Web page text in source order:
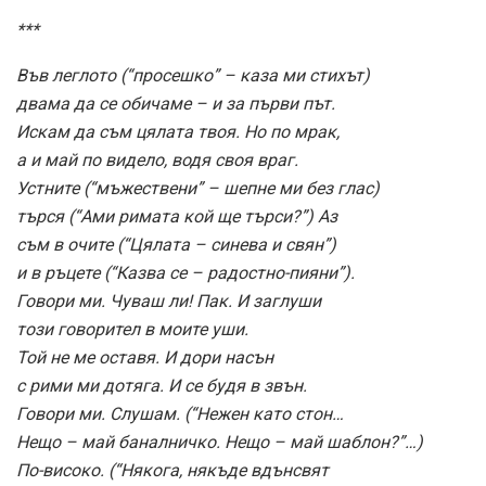
***
Във леглото (“просешко” – каза ми стихът)
двама да се обичаме – и за първи път.
Искам да съм цялата твоя. Но по мрак,
а и май по видело, водя своя враг.
Устните (“мъжествени” – шепне ми без глас)
търся (“Ами римата кой ще търси?”) Аз
съм в очите (“Цялата – синева и свян”)
и в ръцете (“Казва се – радостно-пияни”).
Говори ми. Чуваш ли! Пак. И заглуши
този говорител в моите уши.
Той не ме оставя. И дори насън
с рими ми дотяга. И се будя в звън.
Говори ми. Слушам. (“Нежен като стон…
Нещо – май баналничко. Нещо – май шаблон?”…)
По-високо. (“Някога, някъде вдънсвят